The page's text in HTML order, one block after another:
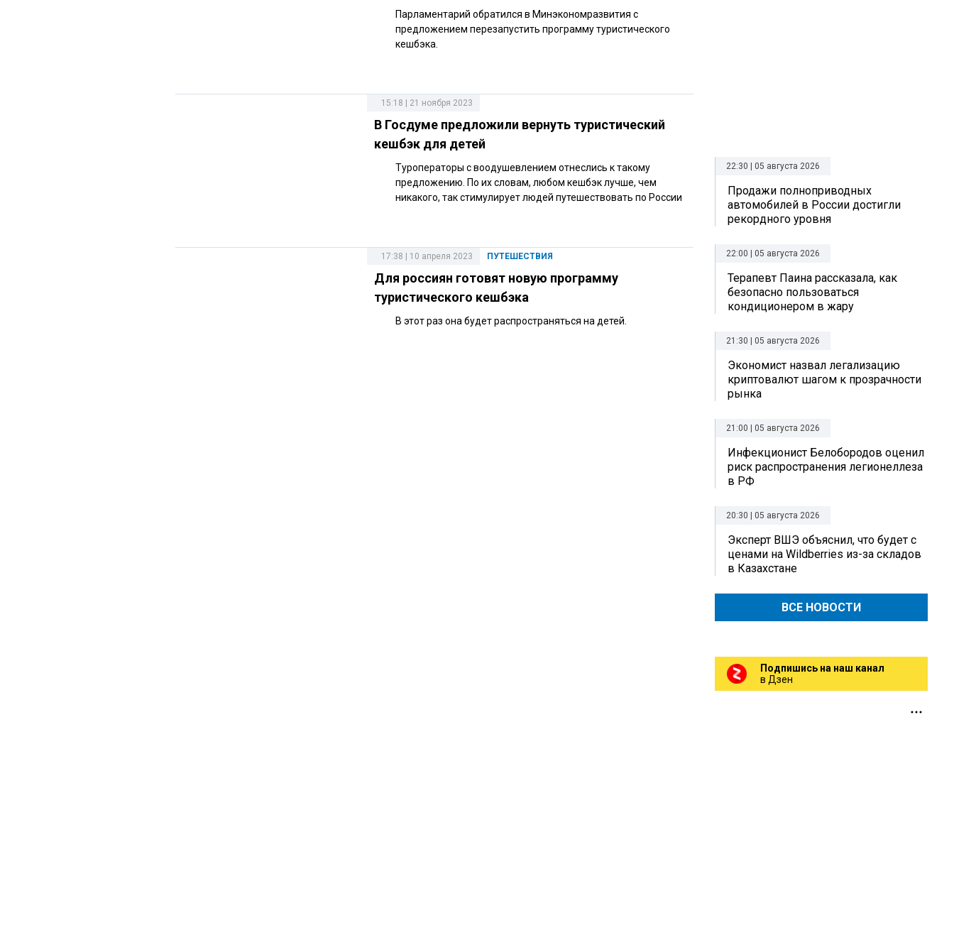
Парламентарий обратился в Минэкономразвития с
предложением перезапустить программу туристического
кешбэка.
15:18 | 21 ноября 2023
В Госдуме предложили вернуть туристический
кешбэк для детей
Туроператоры с воодушевлением отнеслись к такому
предложению. По их словам, любом кешбэк лучше, чем
никакого, так стимулирует людей путешествовать по России
ПУТЕШЕСТВИЯ
17:38 | 10 апреля 2023
Для россиян готовят новую программу
туристического кешбэка
В этот раз она будет распространяться на детей.
22:30 | 05 августа 2026
Продажи полноприводных
автомобилей в России достигли
рекордного уровня
22:00 | 05 августа 2026
Терапевт Паина рассказала, как
безопасно пользоваться
кондиционером в жару
21:30 | 05 августа 2026
Экономист назвал легализацию
криптовалют шагом к прозрачности
рынка
21:00 | 05 августа 2026
Инфекционист Белобородов оценил
риск распространения легионеллеза
в РФ
20:30 | 05 августа 2026
Эксперт ВШЭ объяснил, что будет с
ценами на Wildberries из-за складов
в Казахстане
ВСЕ НОВОСТИ
Подпишись на наш канал
в Дзен